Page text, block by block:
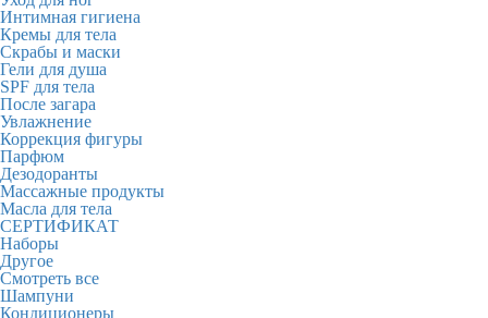
Интимная гигиена
Кремы для тела
Скрабы и маски
Гели для душа
SPF для тела
После загара
Увлажнение
Коррекция фигуры
Парфюм
Дезодоранты
Массажные продукты
Масла для тела
СЕРТИФИКАТ
Наборы
Другое
Смотреть все
Шампуни
Кондиционеры